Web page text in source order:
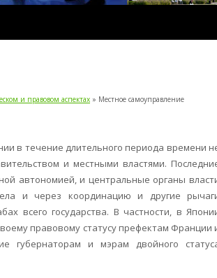
и правовом аспектах » Местное самоуправление
в течение длительного периода времени
и местными властями.
автономией, и центральные органы
и через координацию и другие
всего государства. В частности, в
правовому статусу префектам Франции
губернаторам и мэрам двойного